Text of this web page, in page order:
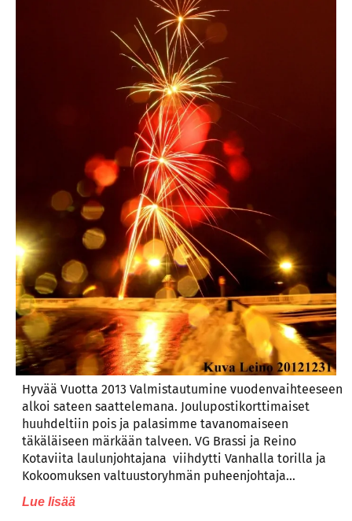
Hyvää Vuotta 2013 Valmistautumine vuodenvaihteeseen
alkoi sateen saattelemana. Joulupostikorttimaiset
huuhdeltiin pois ja palasimme tavanomaiseen
täkäläiseen märkään talveen. VG Brassi ja Reino
Kotaviita laulunjohtajana viihdytti Vanhalla torilla ja
Kokoomuksen valtuustoryhmän puheenjohtaja…
Lue lisää